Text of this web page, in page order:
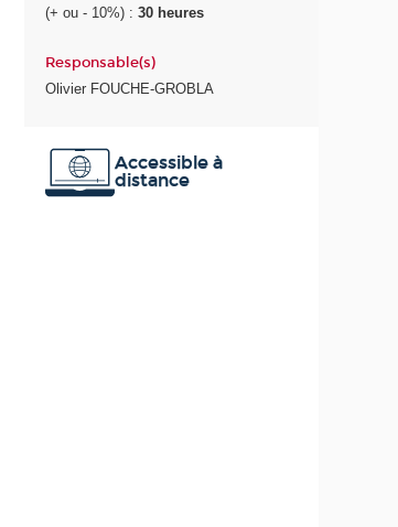
(+ ou - 10%) :30 heures
Responsable(s)
Olivier FOUCHE-GROBLA
Accessible à
distance